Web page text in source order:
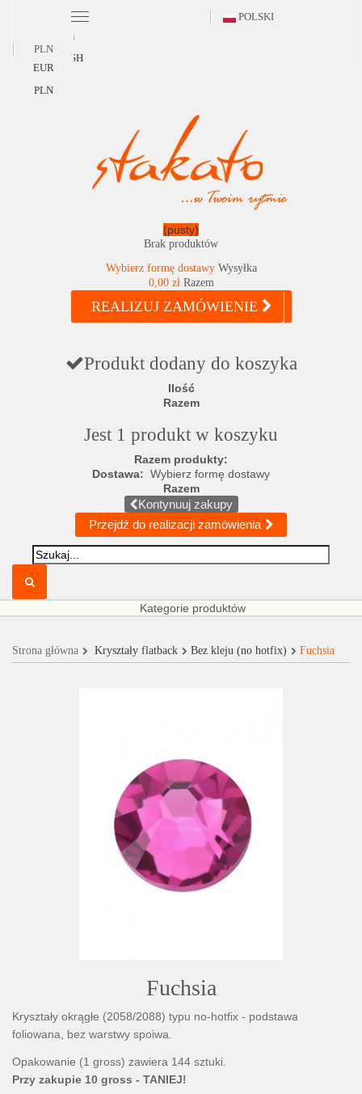
POLSKI
Polski
ENGLISH
PLN
EUR
PLN
(pusty)
Brak produktów
Wybierz formę dostawy Wysyłka
0,00 zł Razem
REALIZUJ ZAMÓWIENIE
Produkt dodany do koszyka
Ilość
Razem
Jest 1 produkt w koszyku
Razem produkty:
Dostawa: Wybierz formę dostawy
Razem
Kontynuuj zakupy
Przejdź do realizacji zamówienia
Kategorie produktów
Strona główna Kryształy flatback Bez kleju (no hotfix) Fuchsia
Fuchsia
Kryształy okrągłe (2058/2088) typu no-hotfix - podstawa
foliowana, bez warstwy spoiwa.
Opakowanie (1 gross) zawiera 144 sztuki.
Przy zakupie 10 gross - TANIEJ!